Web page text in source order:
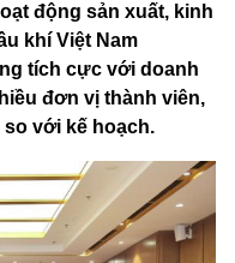
động sản xuất, kinh
khí Việt Nam
tích cực với doanh
đơn vị thành viên,
với kế hoạch.